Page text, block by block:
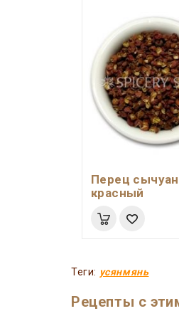
Перец
красный
Теги: усянмянь
Рецепты с